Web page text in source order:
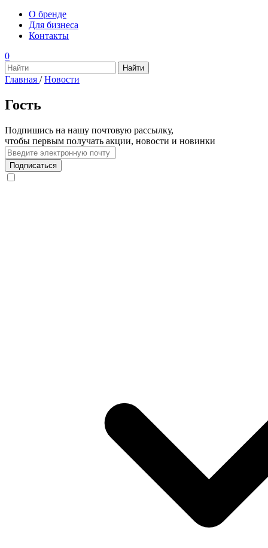
О бренде
Для бизнеса
Контакты
0
Главная / Новости
Гость
Подпишись на нашу почтовую рассылку,
чтобы первым получать акции, новости и новинки
Подписаться